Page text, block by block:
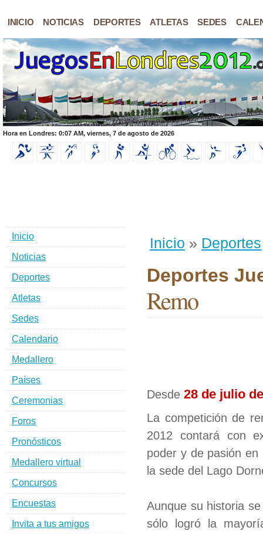
INICIO NOTICIAS DEPORTES ATLETAS SEDES
Hora en Londres: 0:07 AM, viernes, 7 de agosto de 2026
Inicio » Deportes
Deportes
Remo
Desde 28 de julio
La competición de
2012 contará con
poder y de pasión
la sede del Lago
Aunque su historia
sólo logró la
Inicio
Noticias
Deportes
Atletas
Sedes
Calendario
Medallero
Países
Ceremonias
Foros
Pronósticos
Medallero virtual
Concursos
Encuestas
Invita a tus amigos